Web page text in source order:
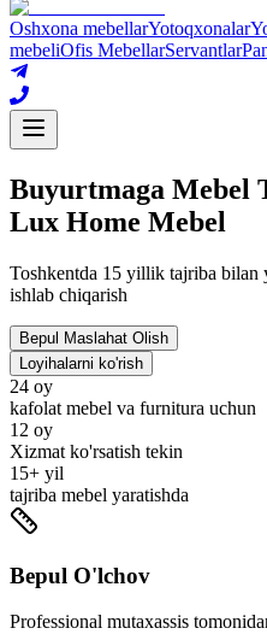
Oshxona mebellarYotoqxonalar
mebeliOfis MebellarServantlar
Buyurtmaga Mebel
Lux Home Mebel
Toshkentda 15 yillik tajriba
ishlab chiqarish
Bepul Maslahat Olish
Loyihalarni ko'rish
24 oy
kafolat mebel va furnitura uchun
12 oy
Xizmat ko'rsatish tekin
15+ yil
tajriba mebel yaratishda
Bepul O'lchov
Professional mutaxassis